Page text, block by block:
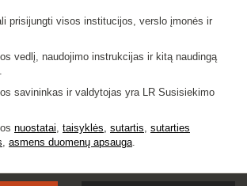
prisijungti visos institucijos, verslo įmonės ir
vedlį, naudojimo instrukcijas ir kitą naudingą
.
savininkas ir valdytojas yra LR Susisiekimo
nuostatai, taisyklės, sutartis, sutarties
, asmens duomenų apsauga.